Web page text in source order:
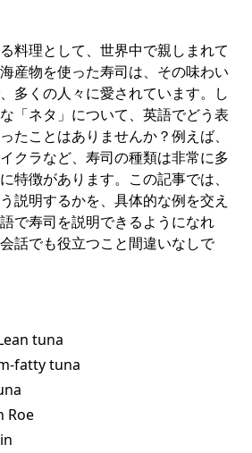
料理として、世界中で親しまれて
産物を使った寿司は、その味わい
多くの人々に愛されています。し
「ネタ」について、英語でどう表
たことはありませんか？例えば、
クラなど、寿司の種類は非常に多
特徴があります。この記事では、
説明するかを、具体的な例を交え
で寿司を説明できるようになれ
話でも役立つこと間違いなしで
tuna
fatty tuna
Roe